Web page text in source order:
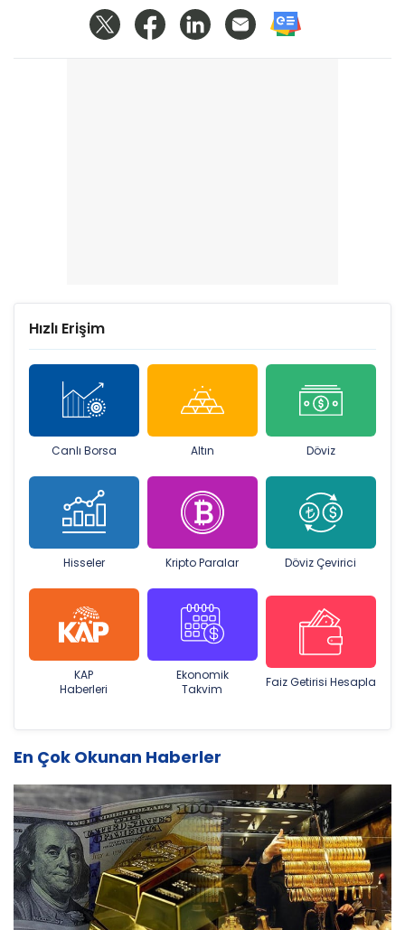
Hızlı Erişim
Canlı Borsa Altın
KAP
Haberleri
Ekonomik
Takvim
Faiz Getirisi Hesapla